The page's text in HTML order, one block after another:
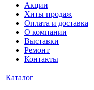
Акции
Хиты продаж
Оплата и доставка
О компании
Выставки
Ремонт
Контакты
Каталог